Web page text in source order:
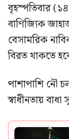
বৃহস্পতিবার
বাণিজ্যিক
বেসামরিক
বিরত থাকতে
পাশাপাশি নৌ
স্বাধীনতায়